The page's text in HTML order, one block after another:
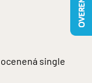
single